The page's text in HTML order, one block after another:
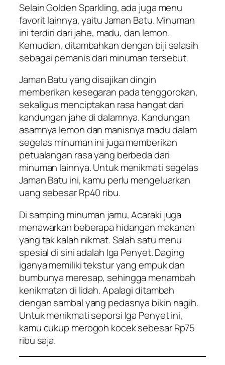
Selain Golden Sparkling, ada juga menu
favorit lainnya, yaitu Jaman Batu. Minuman
ini terdiri dari jahe, madu, dan lemon.
Kemudian, ditambahkan dengan biji selasih
sebagai pemanis dari minuman tersebut.
Jaman Batu yang disajikan dingin
memberikan kesegaran pada tenggorokan,
sekaligus menciptakan rasa hangat dari
kandungan jahe di dalamnya. Kandungan
asamnya lemon dan manisnya madu dalam
segelas minuman ini juga memberikan
petualangan rasa yang berbeda dari
minuman lainnya. Untuk menikmati segelas
Jaman Batu ini, kamu perlu mengeluarkan
uang sebesar Rp40 ribu.
Di samping minuman jamu, Acaraki juga
menawarkan beberapa hidangan makanan
yang tak kalah nikmat. Salah satu menu
spesial di sini adalah Iga Penyet. Daging
iganya memiliki tekstur yang empuk dan
bumbunya meresap, sehingga menambah
kenikmatan di lidah. Apalagi ditambah
dengan sambal yang pedasnya bikin nagih.
Untuk menikmati seporsi Iga Penyet ini,
kamu cukup merogoh kocek sebesar Rp75
ribu saja.